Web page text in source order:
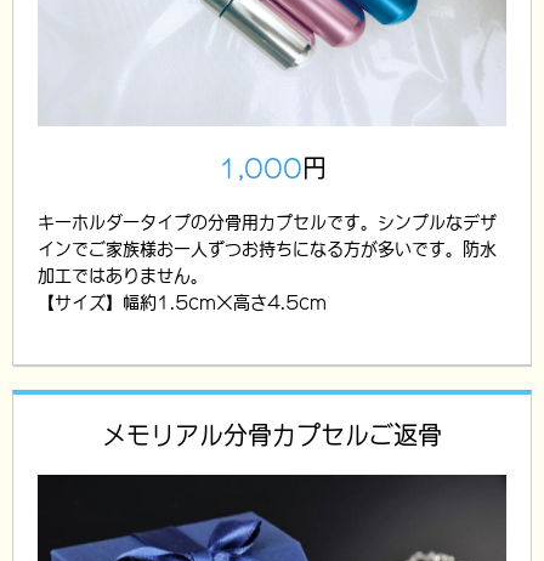
1,000 円
キーホルダータイプの分骨用カプセルです。シンプルなデザ
インでご家族様お一人ずつお持ちになる方が多いです。防水
加工ではありません。
【サイズ】幅約1.5cm×高さ4.5cm
メモリアル分骨カプセルご返骨